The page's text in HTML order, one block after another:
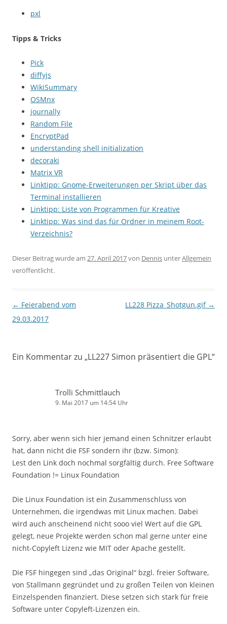
pxl
Tipps & Tricks
Pick
diffyjs
WikiSummary
OSMnx
journally
Random File
EncryptPad
understanding shell initialization
decoraki
Matrix VR
Linktipp: Gnome-Erweiterungen per Skript über das
Terminal installieren
Linktipp: Liste von Programmen für Kreative
Linktipp: Was sind das für Ordner in meinem Root-
Verzeichnis?
Dieser Beitrag wurde am 27. April 2017von Dennis unterAllgemein
veröffentlicht.
Beitragsnavigation
← Feierabend vom
29.03.2017
LL228 Pizza_Shotgun.gif →
Ein Kommentar zu „LL227 Simon präsentiert die GPL“
Trolli Schmittlauch
9. Mai 2017 um 14:54 Uhr
Sorry, aber wenn sich hier jemand einen Schnitzer erlaubt
hat, dann nicht die FSF sondern ihr (bzw. Simon):
Lest den Link doch nochmal sorgfältig durch. Free Software
Foundation != Linux Foundation
Die Linux Foundation ist ein Zusammenschluss von
Unternehmen, die irgendwas mit Linux machen. Dabei
wird auch anscheinend nicht sooo viel Wert auf die GPL
gelegt, neue Projekte werden schon mal gerne unter eine
nicht-Copyleft Lizenz wie MIT oder Apache gestellt.
Die FSF hingegen sind „das Original“ bzgl. freier Software,
von Stallmann gegründet und zu großen Teilen von kleinen
Einzelspenden finanziert. Diese setzen sich stark für freie
Software unter Copyleft-Lizenzen ein.